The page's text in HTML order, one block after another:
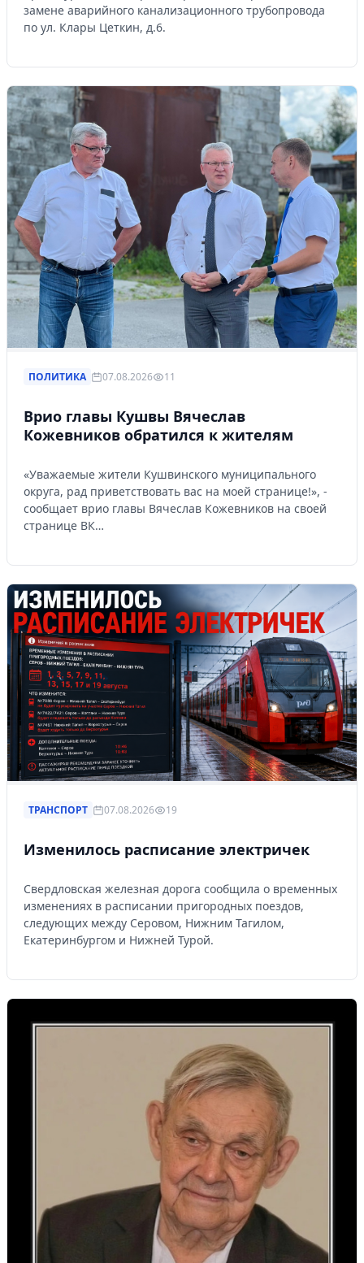
замене аварийного канализационного трубопровода
по ул. Клары Цеткин, д.6.
ПОЛИТИКА 07.08.2026 11
Врио главы Кушвы Вячеслав
Кожевников обратился к жителям
«Уважаемые жители Кушвинского муниципального
округа, рад приветствовать вас на моей странице!», -
сообщает врио главы Вячеслав Кожевников на своей
странице ВК…
ТРАНСПОРТ 07.08.2026 19
Изменилось расписание электричек
Свердловская железная дорога сообщила о временных
изменениях в расписании пригородных поездов,
следующих между Серовом, Нижним Тагилом,
Екатеринбургом и Нижней Турой.